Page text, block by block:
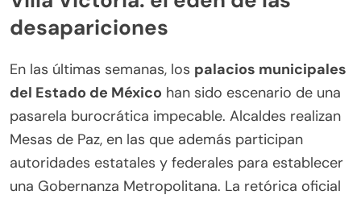
desapariciones
En las últimas semanas, los palacios municipales
del Estado de México han sido escenario de una
pasarela burocrática impecable. Alcaldes realizan
Mesas de Paz, en las que además participan
autoridades estatales y federales para establecer
una Gobernanza Metropolitana. La retórica oficial